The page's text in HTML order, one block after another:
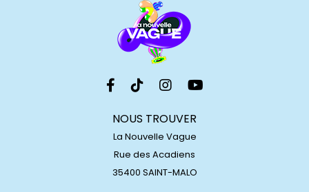
NOUS TROUVER
La Nouvelle Vague
Rue des Acadiens
35400 SAINT-MALO